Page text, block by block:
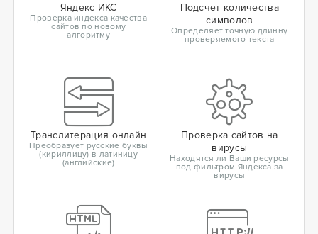
Яндекс ИКС
Проверка индекса качества
сайтов по новому
алгоритму
Подсчет количества
символов
Определяет точную длинну
проверяемого текста
Транслитерация онлайн
Преобразует русские буквы
(кириллицу) в латиницу
(английские)
Проверка сайтов на
вирусы
Находятся ли Ваши ресурсы
под фильтром Яндекса за
вирусы